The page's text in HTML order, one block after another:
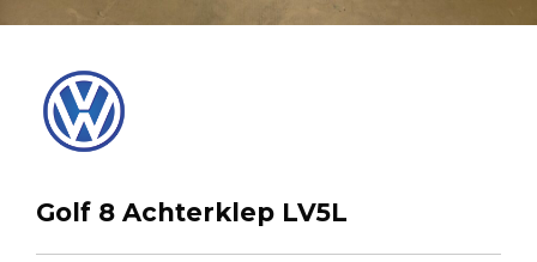
Golf 8 Achterklep LV5L